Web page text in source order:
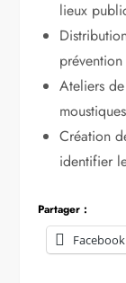
lieux
prévention
Ateliers
moustiques
Création
identifier
Partager :
Facebook